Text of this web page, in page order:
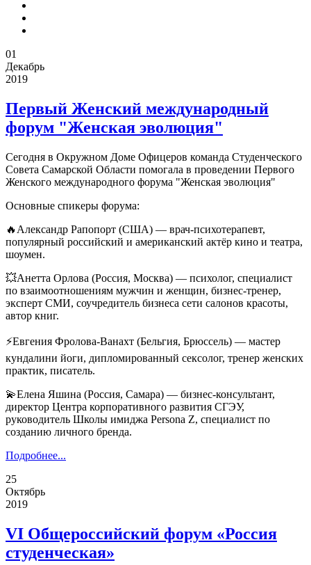
01
Декабрь
2019
Первый Женский международный
форум "Женская эволюция"
Сегодня в Окружном Доме Офицеров команда Студенческого
Совета Самарской Области помогала в проведении Первого
Женского международного форума "Женская эволюция"
Основные спикеры форума:
🔥Александр Рапопорт (США) — врач-психотерапевт,
популярный российский и американский актёр кино и театра,
шоумен.
💥Анетта Орлова (Россия, Москва) — психолог, специалист
по взаимоотношениям мужчин и женщин, бизнес-тренер,
эксперт СМИ, соучредитель бизнеса сети салонов красоты,
автор книг.
⚡Евгения Фролова-Ванахт (Бельгия, Брюссель) — мастер
кундалини йоги, дипломированный сексолог, тренер женских
практик, писатель.
💫Елена Яшина (Россия, Самара) — бизнес-консультант,
директор Центра корпоративного развития СГЭУ,
руководитель Школы имиджа Persona Z, специалист по
созданию личного бренда.
Подробнее...
25
Октябрь
2019
VI Общероссийский форум «Россия
студенческая»